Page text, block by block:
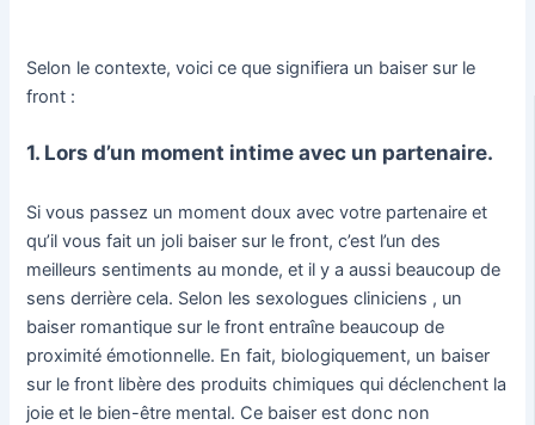
Selon le contexte, voici ce que signifiera un baiser sur le
front :
1. Lors d’un moment intime avec un partenaire.
Si vous passez un moment doux avec votre partenaire et
qu’il vous fait un joli baiser sur le front, c’est l’un des
meilleurs sentiments au monde, et il y a aussi beaucoup de
sens derrière cela. Selon les sexologues cliniciens , un
baiser romantique sur le front entraîne beaucoup de
proximité émotionnelle. En fait, biologiquement, un baiser
sur le front libère des produits chimiques qui déclenchent la
joie et le bien-être mental. Ce baiser est donc non